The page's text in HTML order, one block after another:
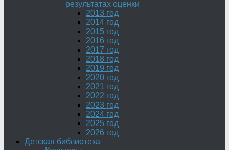
результатах оценки
2013 год
2014 год
2015 год
2016 год
2017 год
2018 год
2019 год
2020 год
2021 год
2022 год
2023 год
2024 год
2025 год
2026 год
Детская библиотека